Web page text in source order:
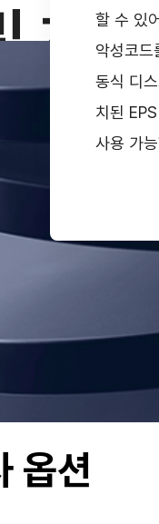
할 수 있
악성코드
동식 디
치된
사용 가
료
옵션